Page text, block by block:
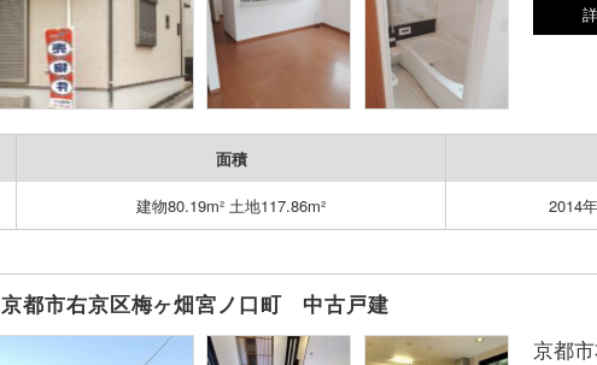
面積
建物80.19m² 土地117.86m² 2014
京都市右京区梅ヶ畑宮ノ口町 中古戸建
京都